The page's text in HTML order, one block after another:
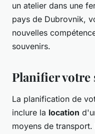
un atelier dans une
pays de Dubrovnik,
nouvelles
souvenirs.
Planifier votre
La planification de
inclure la location
moyens de